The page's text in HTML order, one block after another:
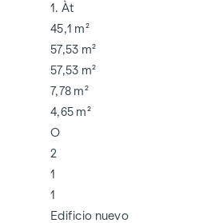
1. Àt
45,1 m²
57,53 m²
57,53 m²
7,78 m²
4,65 m²
O
2
1
1
Edificio nuevo